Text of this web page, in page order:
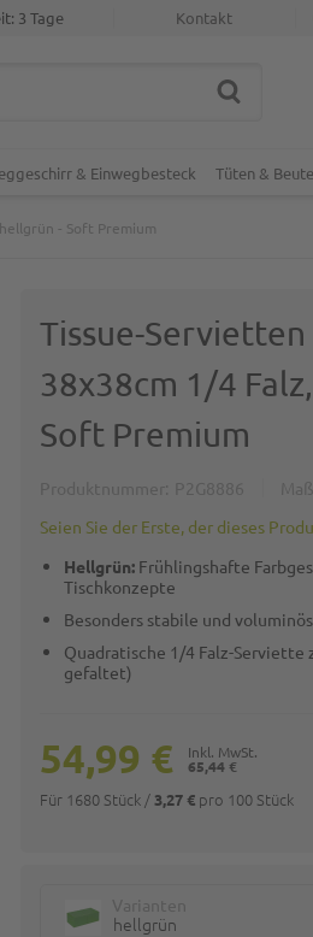
Kontakt
3 Tage
Suche schließen
SUCHE
& Einwegbesteck Tüten &
- Soft Premium
Tissue-
38x38cm 1/4
Soft Premium
Seien Sie der Erste, der dieses
Hellgrün: Frühlingshafte
Tischkonzepte
Besonders stabile und
Quadratische 1/4 Falz-
gefaltet)
65,44 €
54,99 €
Für 1680 Stück /3,27 € pro 100 Stück
hellgrün